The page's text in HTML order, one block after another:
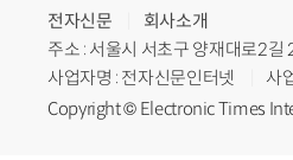
전자신문
회사소개
주소 : 서울시 서초구 양재대로2
사업자명 : 전자신문인터넷
사
Copyright © Electronic Times